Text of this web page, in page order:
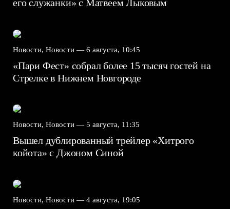
его служанки» с Матвеем Лыковым
Новости, Новости — 6 августа, 10:45
«Пари Фест» собрал более 15 тысяч гостей на
Стрелке в Нижнем Новгороде
Новости, Новости — 5 августа, 11:35
Вышел дублированный трейлер «Хитрого
койота» с Джоном Синой
Новости, Новости — 4 августа, 19:05